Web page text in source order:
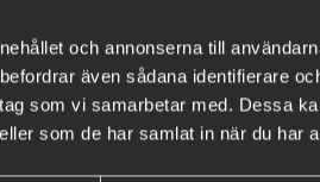
och annonserna till
även sådana identifierare
som vi samarbetar med. Dessa
som de har samlat in när du har
Walker från vänster till
abborre till blåfisk,
vare den
saltvattensfiske.